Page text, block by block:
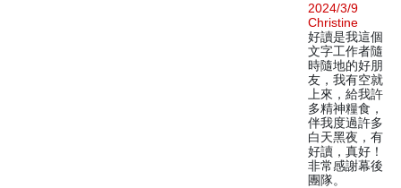
2024/3/9
Christine
好讀是我這個
文字工作者隨
時隨地的好朋
友，我有空就
上來，給我許
多精神糧食，
伴我度過許多
白天黑夜，有
好讀，真好！
非常感謝幕後
團隊。